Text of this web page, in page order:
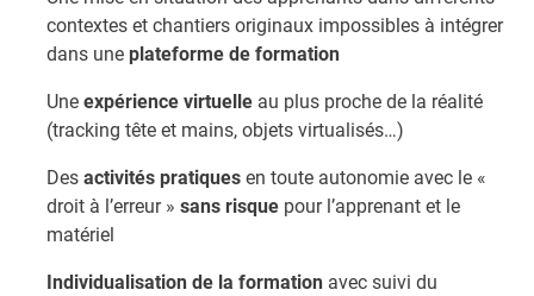
contextes et chantiers originaux impossibles à intégrer
dans une plateforme de formation
Une expérience virtuelle au plus proche de la réalité
(tracking tête et mains, objets virtualisés…)
Des activités pratiques en toute autonomie avec le «
droit à l’erreur » sans risque pour l’apprenant et le
matériel
Individualisation de la formation avec suivi du